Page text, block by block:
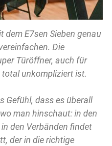
dem E7sen Sieben genau
Die
Türöffner, auch für
total unkompliziert ist.
Gefühl, dass es überall
man hinschaut: in den
den Verbänden findet
der in die richtige